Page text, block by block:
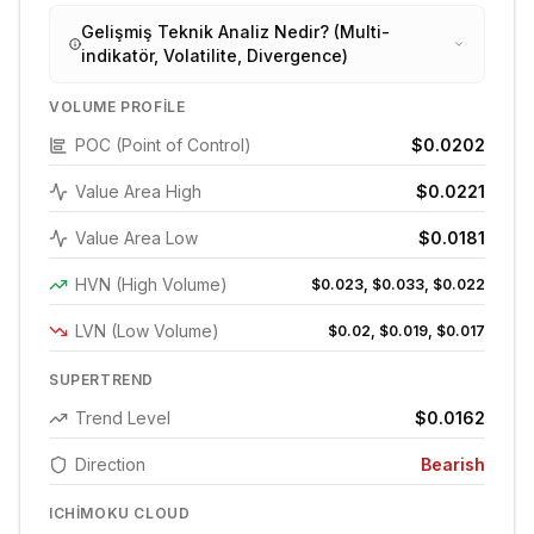
Gelişmiş Teknik Analiz Nedir? (Multi-
indikatör, Volatilite, Divergence)
VOLUME PROFILE
POC (Point of Control) $0.0202
Value Area High $0.0221
Value Area Low $0.0181
HVN (High Volume) $0.023, $0.033, $0.022
LVN (Low Volume) $0.02, $0.019, $0.017
SUPERTREND
Trend Level $0.0162
Direction Bearish
ICHIMOKU CLOUD